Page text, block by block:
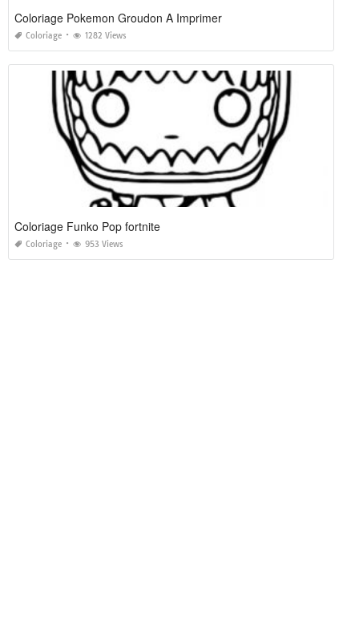
Coloriage Pokemon Groudon A Imprimer
Coloriage 1282 Views
Coloriage Funko Pop fortnite
Coloriage 953 Views